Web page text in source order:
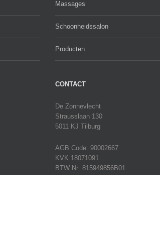
Massages
Schoonheidssalon
Producten
CONTACT
De Zonnevlecht
Strausslaan 130
5011 KJ Tilburg
AGB Code: 90002667
KVK 18071091
BTW Nr: 815949856B01